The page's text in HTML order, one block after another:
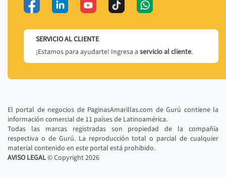
SERVICIO AL CLIENTE
¡Estamos para ayudarte! Ingresa a servicio al cliente.
El portal de negocios de PaginasAmarillas.com de Gurú contiene la
información comercial de 11 países de Latinoamérica.
Todas las marcas registradas son propiedad de la compañía
respectiva o de Gurú. La reproducción total o parcial de cualquier
material contenido en este portal está prohibido.
AVISO LEGAL© Copyright2026